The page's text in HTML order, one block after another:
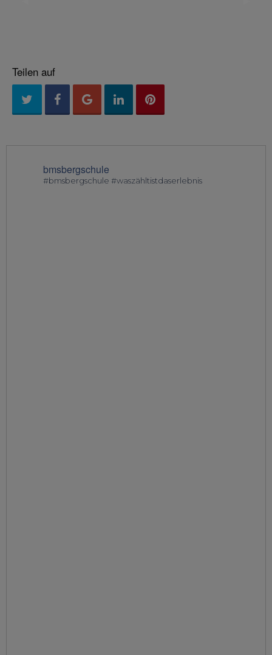
Teilen auf
bmsbergschule
#bmsbergschule #waszähltistdaserlebnis